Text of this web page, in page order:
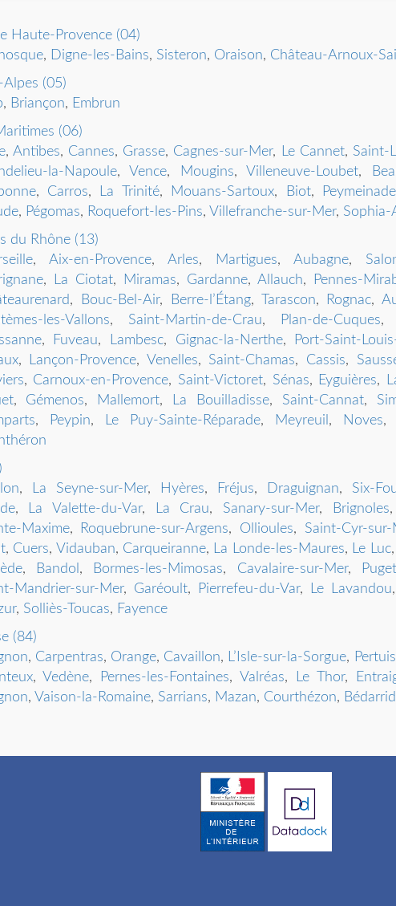
Haute-Provence (04)
, Digne-les-Bains, Sisteron, Oraison, Château-Arnoux-
(05)
, Briançon, Embrun
(06)
, Antibes, Cannes, Grasse, Cagnes-sur-Mer, Le Cannet, Saint-
la-Napoule,Vence, Mougins,Villeneuve-Loubet,
, Carros, La Trinité, Mouans-Sartoux, Biot, Peymeinade
, Pégomas, Roquefort-les-Pins, Villefranche-sur-Mer, Sophia-
du Rhône (13)
, Aix-en-Provence, Arles, Martigues, Aubagne,
, La Ciotat, Miramas, Gardanne, Allauch, Pennes-
, Bouc-Bel-Air, Berre-l’Étang, Tarascon, Rognac,
les-Vallons, Saint-Martin-de-Crau, Plan-de-Cuques,
, Fuveau, Lambesc, Gignac-la-Nerthe, Port-Saint-
, Lançon-Provence, Venelles, Saint-Chamas, Cassis,
, Carnoux-en-Provence, Saint-Victoret, Sénas, Eyguières,
, Gémenos, Mallemort, La Bouilladisse, Saint-Cannat,
, Peypin, Le Puy-Sainte-Réparade, Meyreuil , Noves,
, La Seyne-sur-Mer, Hyères, Fréjus, Draguignan, Six-
, La Valette-du-Var, La Crau, Sanary-sur-Mer, Brignoles,
Maxime, Roquebrune-sur-Argens, Ollioules, Saint-Cyr-sur-
, Cuers, Vidauban, Carqueiranne, La Londe-les-Maures, Le Luc,
, Bandol , Bormes-les-Mimosas, Cavalaire-sur-Mer,
Mandrier-sur-Mer, Garéoult, Pierrefeu-du-Var, Le Lavandou,
, Solliès-Toucas, Fayence
(84)
, Carpentras, Orange, Cavaillon, L’Isle-sur-la-Sorgue, Pertuis
,Vedène, Pernes-les-Fontaines,Valréas, Le Thor,
, Vaison-la-Romaine, Sarrians, Mazan, Courthézon,